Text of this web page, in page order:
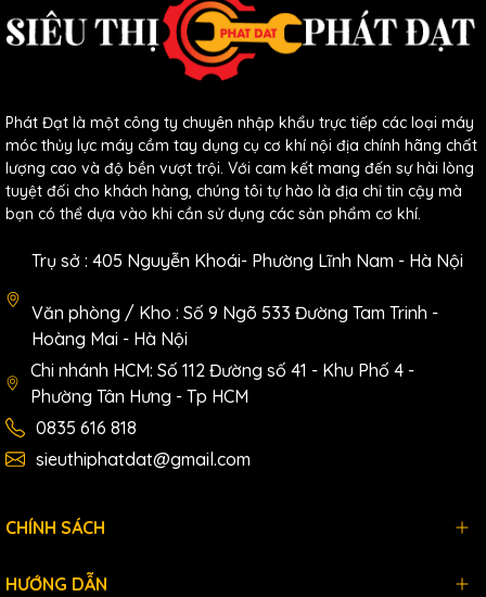
Phát Đạt là một công ty chuyên nhập khẩu trực tiếp các loại máy
móc thủy lực máy cầm tay dụng cụ cơ khí nội địa chính hãng chất
lượng cao và độ bền vượt trội. Với cam kết mang đến sự hài lòng
tuyệt đối cho khách hàng, chúng tôi tự hào là địa chỉ tin cậy mà
bạn có thể dựa vào khi cần sử dụng các sản phẩm cơ khí.
Trụ sở : 405 Nguyễn Khoái- Phường Lĩnh Nam - Hà Nội
Văn phòng / Kho : Số 9 Ngõ 533 Đường Tam Trinh -
Hoàng Mai - Hà Nội
Chi nhánh HCM: Số 112 Đường số 41 - Khu Phố 4 -
Phường Tân Hưng - Tp HCM
0835 616 818
sieuthiphatdat@gmail.com
CHÍNH SÁCH
HƯỚNG DẪN